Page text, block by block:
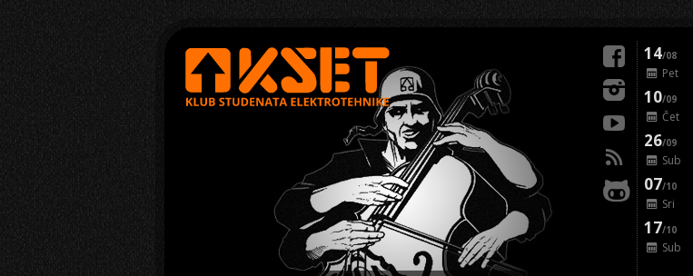
14/08
Pet
10/09
Čet
26/09
Sub
07/10
Sri
17/10
Sub